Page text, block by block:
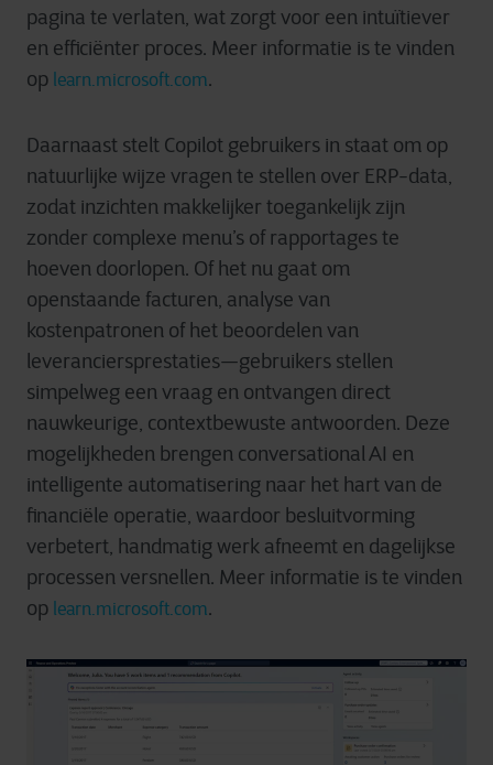
pagina te verlaten, wat zorgt voor een intuïtiever
en efficiënter proces. Meer informatie is te vinden
op learn.microsoft.com.
Daarnaast stelt Copilot gebruikers in staat om op
natuurlijke wijze vragen te stellen over ERP-data,
zodat inzichten makkelijker toegankelijk zijn
zonder complexe menu’s of rapportages te
hoeven doorlopen. Of het nu gaat om
openstaande facturen, analyse van
kostenpatronen of het beoordelen van
leveranciersprestaties—gebruikers stellen
simpelweg een vraag en ontvangen direct
nauwkeurige, contextbewuste antwoorden. Deze
mogelijkheden brengen conversational AI en
intelligente automatisering naar het hart van de
financiële operatie, waardoor besluitvorming
verbetert, handmatig werk afneemt en dagelijkse
processen versnellen. Meer informatie is te vinden
op learn.microsoft.com.